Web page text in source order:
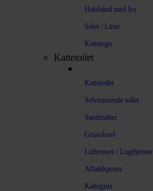
Halsbånd med lys
Seler / Liner
Kattetegn
Kattetoilet
Kattetoilet
Selvrensende toilet
Sandmåtter
Grusskovl
Luftrenser / Lugtfjerner
Affaldsposer
Kattegrus